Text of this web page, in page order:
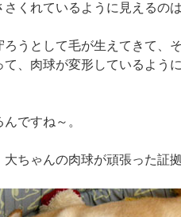
くれているように見えるのは
うとして毛が生えてきて、
、肉球が変形しているよう
ですね～。
ちゃんの肉球が頑張った証